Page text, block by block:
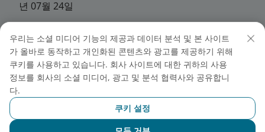
년 07월 24일
© 베트남 항공 / 한국지사장: 응우엔 후이 득
2019년 저작권은 베트남항공에 있으며, 무단 복제를 불
허합니다. 베트남 항공 / 한국지사장: 응우엔 후이 득
주소: 서울특별시 중구 서소문로 89 순화빌딩 9층 TEL:
(02) 1577-9908 / Fax: (02) 757-8921
사업자등록번호: 110-84-02232 / 통신판매업신고: 제
우리는 소셜 미디어 기능의 제공과 데이터 분석 및 본 사이트
가 올바로 동작하고 개인화된 콘텐츠와 광고를 제공하기 위해
쿠키를 사용하고 있습니다. 회사 사이트에 대한 귀하의 사용
정보를 회사의 소셜 미디어, 광고 및 분석 협력사와 공유합니
다.
쿠키 설정